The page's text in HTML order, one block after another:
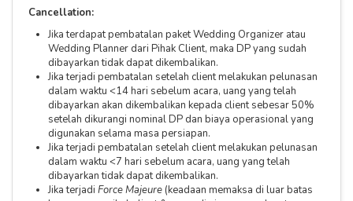
Cancellation:
Jika terdapat pembatalan paket Wedding Organizer atau
Wedding Planner dari Pihak Client, maka DP yang sudah
dibayarkan tidak dapat dikembalikan.
Jika terjadi pembatalan setelah client melakukan pelunasan
dalam waktu <14 hari sebelum acara, uang yang telah
dibayarkan akan dikembalikan kepada client sebesar 50%
setelah dikurangi nominal DP dan biaya operasional yang
digunakan selama masa persiapan.
Jika terjadi pembatalan setelah client melakukan pelunasan
dalam waktu <7 hari sebelum acara, uang yang telah
dibayarkan tidak dapat dikembalikan.
Jika terjadi Force Majeure (keadaan memaksa di luar batas